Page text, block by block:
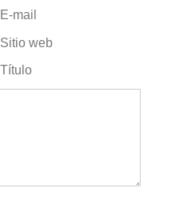
E-mail
Sitio web
Título